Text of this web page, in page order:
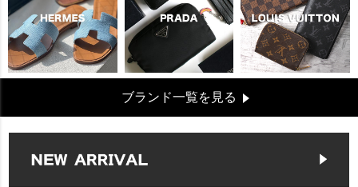
ブランド一覧を見る